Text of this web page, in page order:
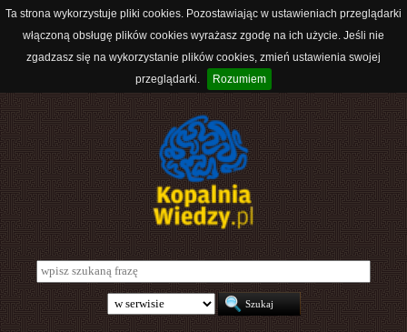
Ta strona wykorzystuje pliki cookies. Pozostawiając w ustawieniach przeglądarki
włączoną obsługę plików cookies wyrażasz zgodę na ich użycie. Jeśli nie
zgadzasz się na wykorzystanie plików cookies, zmień ustawienia swojej
przeglądarki.
Rozumiem